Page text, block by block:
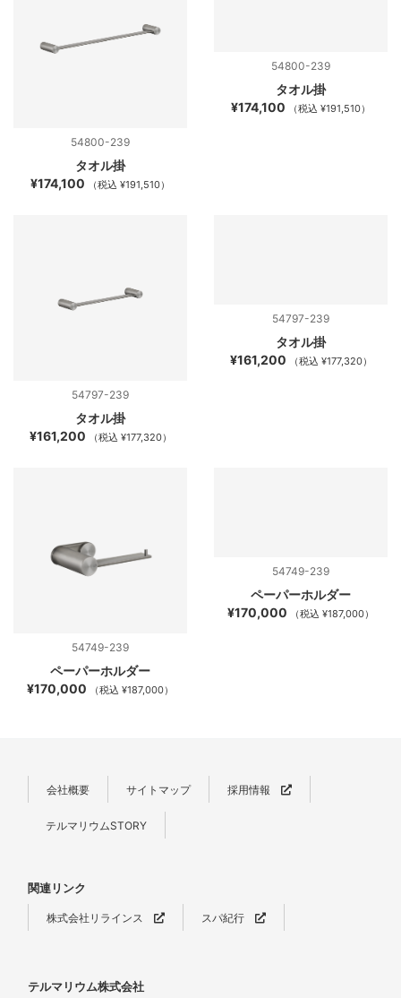
54800-239
タオル掛
¥174,100
（税込 ¥191,510）
54800-239
タオル掛
¥174,100
（税込 ¥191,510）
54797-239
タオル掛
¥161,200
（税込 ¥177,320）
54797-239
タオル掛
¥161,200
（税込 ¥177,320）
54749-239
ペーパーホルダー
¥170,000
（税込 ¥187,000）
54749-239
ペーパーホルダー
¥170,000
（税込 ¥187,000）
会社概要 サイトマップ 採用情報
テルマリウムSTORY
関連リンク
株式会社リラインス スパ紀行
テルマリウム株式会社